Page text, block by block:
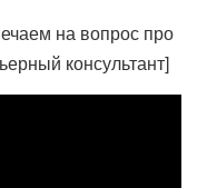
на вопрос про
консультант]